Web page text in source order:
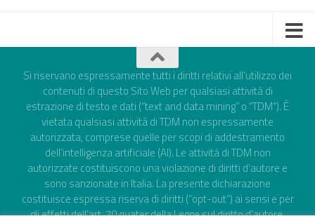
Si riservano espressamente tutti i diritti relativi all’utilizzo dei
contenuti di questo Sito Web per qualsiasi attività di
estrazione di testo e dati (“text and data mining” o “TDM”). È
vietata qualsiasi attività di TDM non espressamente
autorizzata, comprese quelle per scopi di addestramento
dell’intelligenza artificiale (AI). Le attività di TDM non
autorizzate costituiscono una violazione di diritti d’autore e
sono sanzionate in Italia. La presente dichiarazione
costituisce espressa riserva di diritti (“opt-out”) ai sensi e per